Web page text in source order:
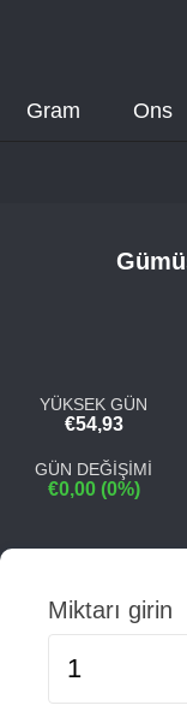
Gram Ons
YÜKSEK GÜN
€54,93
GÜN DEĞİŞİMİ
€0,00 (0%)
Miktarı girin